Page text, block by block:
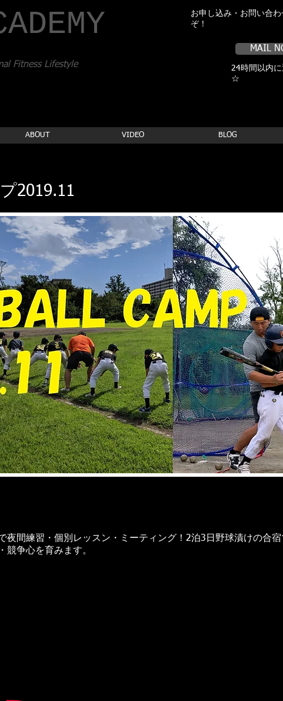
お申し込み・お問い合
ぞ！
MAIL
Fitness Lifestyle
24時間以内
☆
ABOUT VIDEO BLOG
2019.11
夜間練習・個別レッスン・ミーティング！2泊3日野球漬けの合
競争心を育みます。